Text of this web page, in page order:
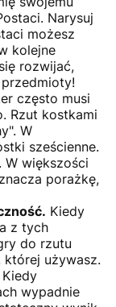
Narysuj
możesz
kolejne
rozwijać,
często musi
Rzut kostkami
W
sześcienne.
W większości
porażkę,
Kiedy
z tych
do rzutu
używasz.
Kiedy
wypadnie